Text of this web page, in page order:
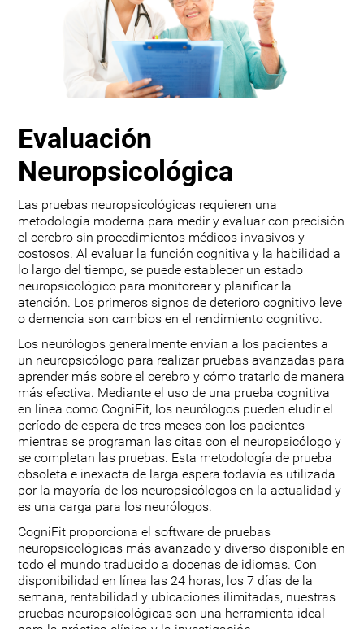
Evaluación
Neuropsicológica
Las pruebas neuropsicológicas requieren una
metodología moderna para medir y evaluar con precisión
el cerebro sin procedimientos médicos invasivos y
costosos. Al evaluar la función cognitiva y la habilidad a
lo largo del tiempo, se puede establecer un estado
neuropsicológico para monitorear y planificar la
atención. Los primeros signos de deterioro cognitivo leve
o demencia son cambios en el rendimiento cognitivo.
Los neurólogos generalmente envían a los pacientes a
un neuropsicólogo para realizar pruebas avanzadas para
aprender más sobre el cerebro y cómo tratarlo de manera
más efectiva. Mediante el uso de una prueba cognitiva
en línea como CogniFit, los neurólogos pueden eludir el
período de espera de tres meses con los pacientes
mientras se programan las citas con el neuropsicólogo y
se completan las pruebas. Esta metodología de prueba
obsoleta e inexacta de larga espera todavía es utilizada
por la mayoría de los neuropsicólogos en la actualidad y
es una carga para los neurólogos.
CogniFit proporciona el software de pruebas
neuropsicológicas más avanzado y diverso disponible en
todo el mundo traducido a docenas de idiomas. Con
disponibilidad en línea las 24 horas, los 7 días de la
semana, rentabilidad y ubicaciones ilimitadas, nuestras
pruebas neuropsicológicas son una herramienta ideal